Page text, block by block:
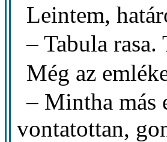
Leintem,
– Tabula
Még az
– Mintha más
vontatottan,